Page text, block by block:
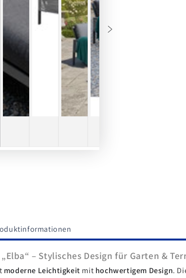
– Stylisches Design für Garten &
moderne Leichtigkeit mit hochwertigem Design.